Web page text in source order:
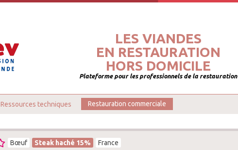
LES VIANDES
EN RESTAURATION
HORS DOMICILE
Plateforme pour les professionnels de la restauration
Ressources techniques Restauration commerciale
Bœuf Steak haché 15% France